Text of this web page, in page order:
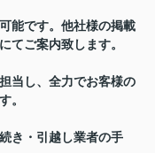
能です。他社様の掲載
てご案内致します。
当し、全力でお客様の
。
き・引越し業者の手